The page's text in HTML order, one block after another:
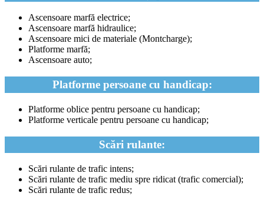
Ascensoare marfă electrice;
Ascensoare marfă hidraulice;
Ascensoare mici de materiale (Montcharge);
Platforme marfă;
Ascensoare auto;
Platforme persoane cu handicap:
Platforme oblice pentru persoane cu handicap;
Platforme verticale pentru persoane cu handicap;
Scări rulante:
Scări rulante de trafic intens;
Scări rulante de trafic mediu spre ridicat (trafic comercial);
Scări rulante de trafic redus;